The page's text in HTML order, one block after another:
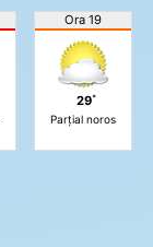
Ora 19
29˚
Parțial noros